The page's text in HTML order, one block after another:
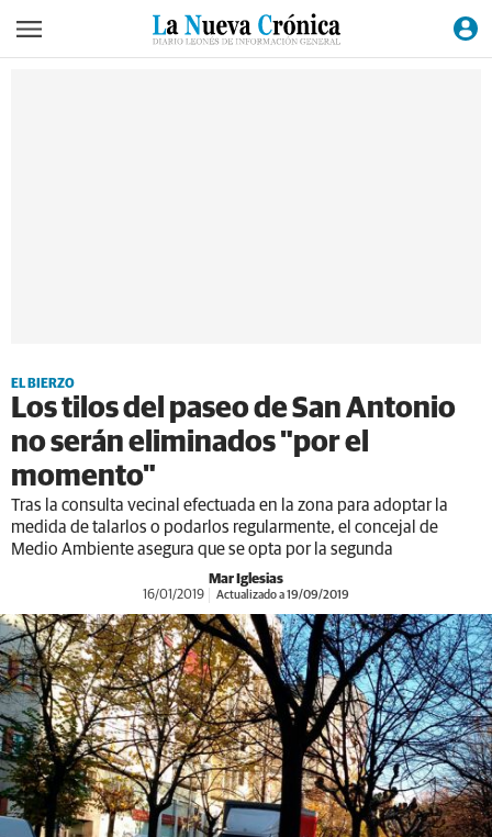
EL BIERZO
Los tilos del paseo de San Antonio
no serán eliminados "por el
momento"
Tras la consulta vecinal efectuada en la zona para adoptar la
medida de talarlos o podarlos regularmente, el concejal de
Medio Ambiente asegura que se opta por la segunda
Mar Iglesias
16/01/2019 Actualizado a 19/09/2019